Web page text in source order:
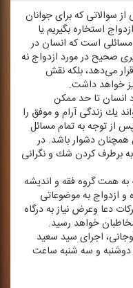
سوالاتی كه برای جوانان
استخاره بگیریم یا
است كه انسان در
صحیح در مورد ازدواج نه
می‌دهد، بلكه نقش
خواهد داشت.
انسان تا حد ممكن
یك زندگی آرام و موفق را
از توجه به تمام مسائل
همچنان دشوار باشد. در
برطرف كردن شك و نگرانی
به همت گروه فقه و اندیشه
ازدواج به موضوعاتی
دعا وعرض نیاز به درگاه
خواهد رسید.
اجرای سید سعید
و سه شنبه ساعت